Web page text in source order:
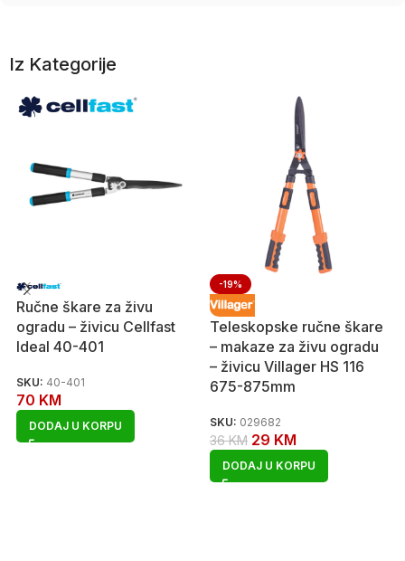
Iz Kategorije
Ručne škare za živu
ogradu – živicu Cellfast
Ideal 40-401
SKU: 40-401
70 KM
DODAJ U KORPU
-19%
Teleskopske ručne škare
– makaze za živu ogradu
– živicu Villager HS 116
675-875mm
SKU: 029682
36KM 29 KM
DODAJ U KORPU